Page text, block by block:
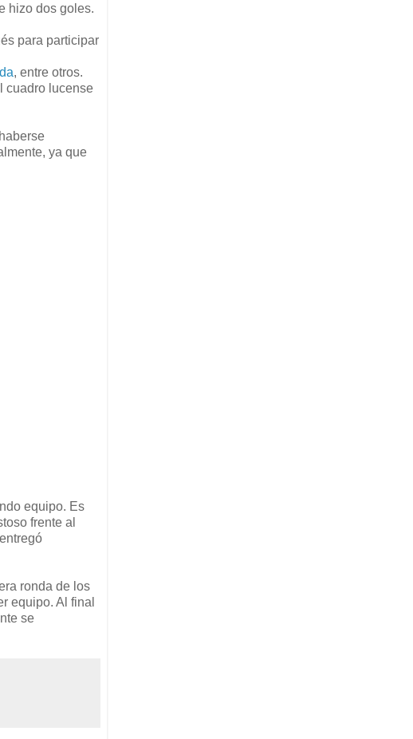
hizo dos goles.
para participar
, entre otros.
cuadro lucense
ya que
equipo. Es
frente al
ronda de los
equipo. Al final
se